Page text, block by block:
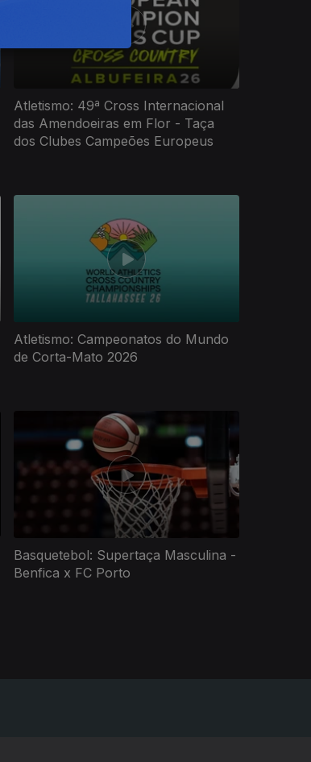
Atletismo: 49ª Cross Internacional
das Amendoeiras em Flor - Taça
dos Clubes Campeões Europeus
Atletismo: Campeonatos do Mundo
de Corta-Mato 2026
Basquetebol: Supertaça Masculina -
Benfica x FC Porto